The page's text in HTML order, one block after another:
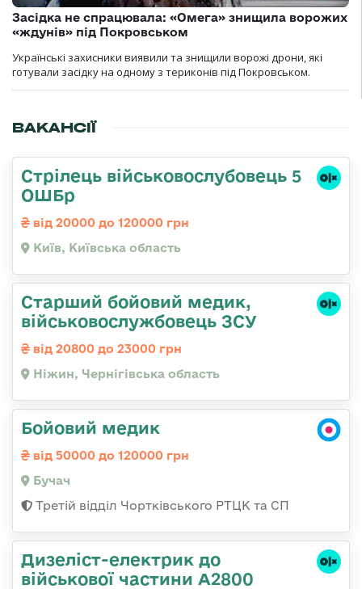
Засідка не спрацювала: «Омега» знищила ворожих
«ждунів» під Покровськом
Українські захисники виявили та знищили ворожі дрони, які
готували засідку на одному з териконів під Покровськом.
ВАКАНСІЇ
Стрілець військовослубовець 5
ОШБр
від 20000 до 120000 грн
Київ, Київська область
Старший бойовий медик,
військовослужбовець ЗСУ
від 20800 до 23000 грн
Ніжин, Чернігівська область
Бойовий медик
від 50000 до 120000 грн
Бучач
Третій відділ Чортківського РТЦК та СП
Дизеліст-електрик до
військової частини А2800